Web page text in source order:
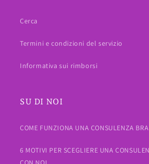
Cerca
Termini e condizioni del servizio
Informativa sui rimborsi
SU DI NOI
COME FUNZIONA UNA CONSULENZA
6 MOTIVI PER SCEGLIERE UNA